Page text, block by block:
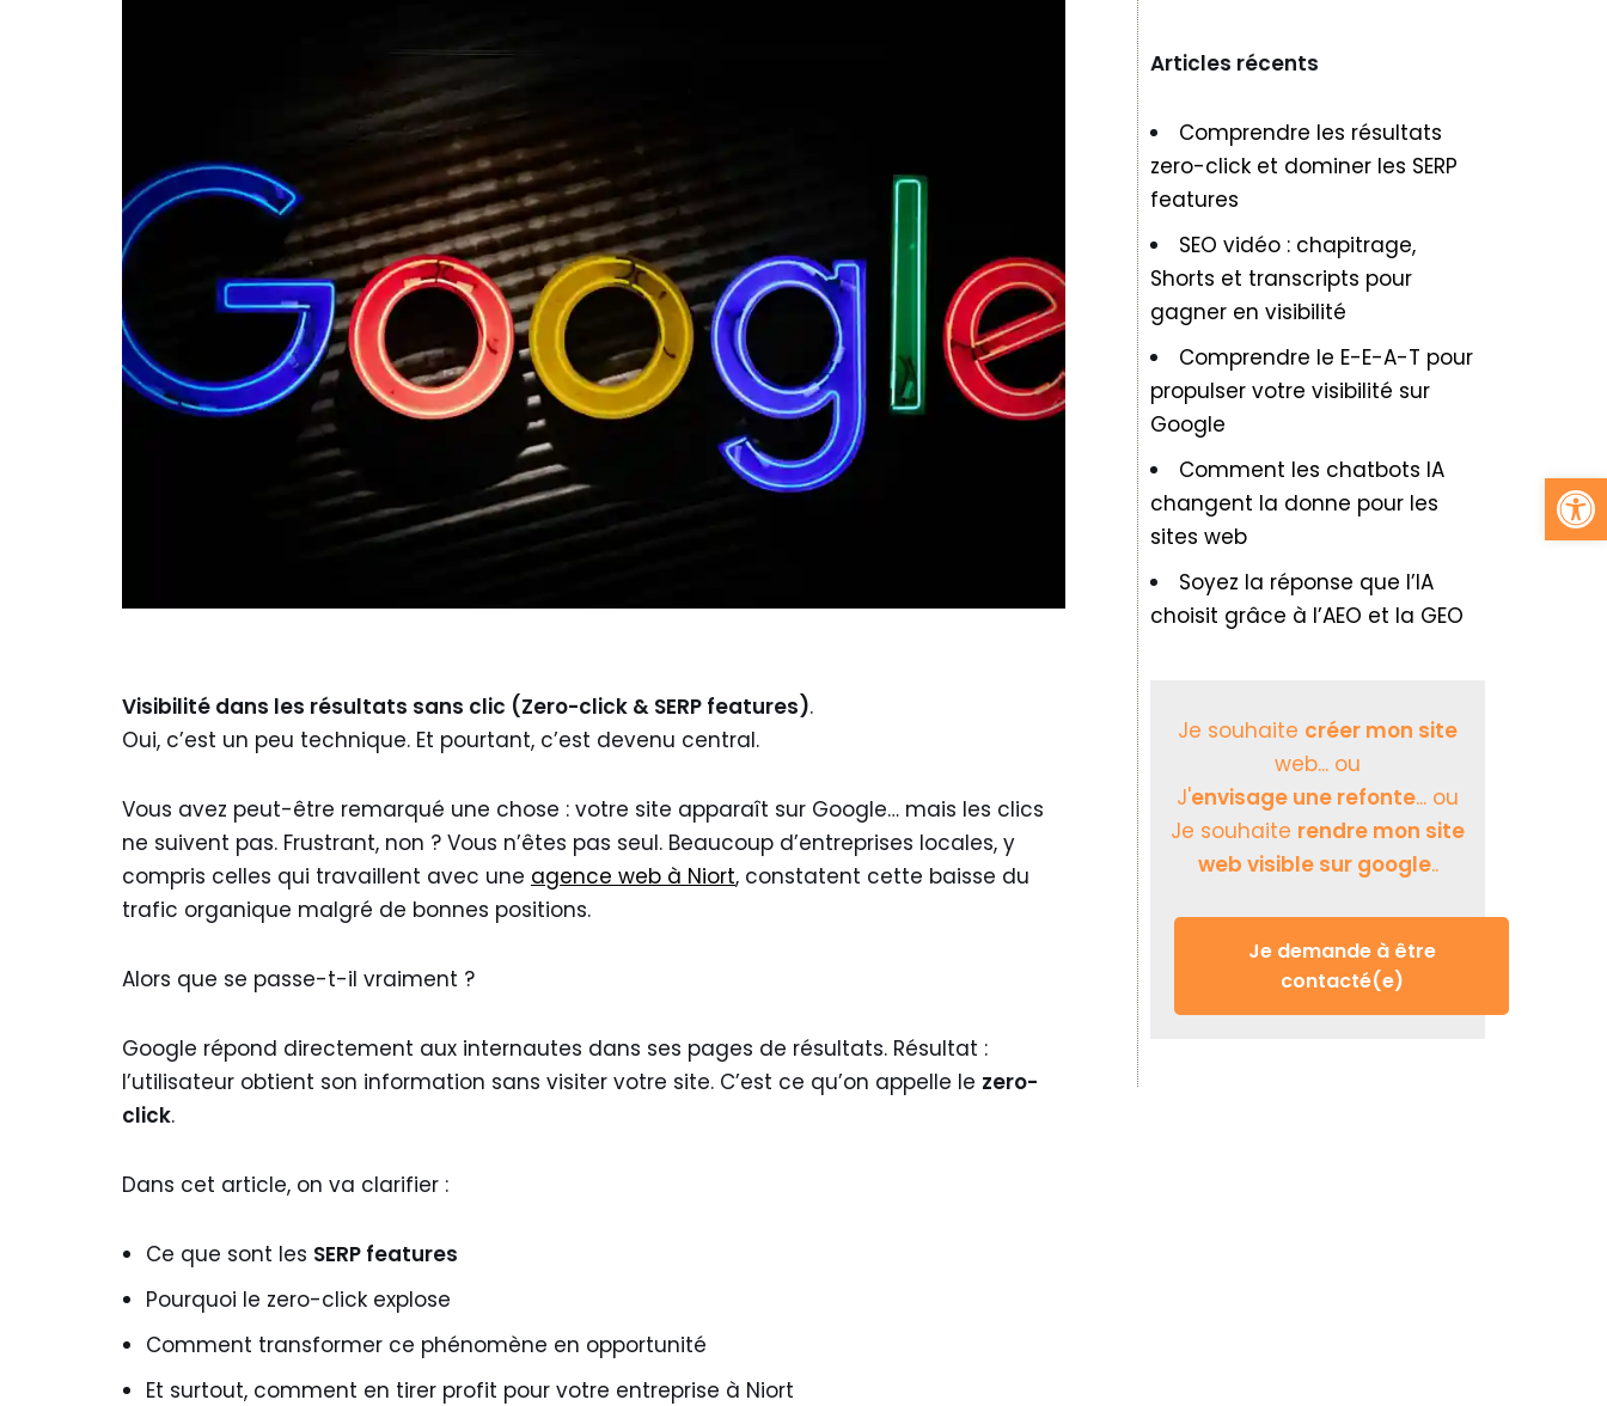
Visibilité dans les résultats sans clic (Zero-click & SERP features).
Oui, c’est un peu technique. Et pourtant, c’est devenu central.
Vous avez peut-être remarqué une chose : votre site apparaît sur Google… mais les clics
ne suivent pas. Frustrant, non ? Vous n’êtes pas seul. Beaucoup d’entreprises locales, y
compris celles qui travaillent avec une agence web à Niort, constatent cette baisse du
trafic organique malgré de bonnes positions.
Alors que se passe-t-il vraiment ?
Google répond directement aux internautes dans ses pages de résultats. Résultat :
l’utilisateur obtient son information sans visiter votre site. C’est ce qu’on appelle le zero-
click.
Dans cet article, on va clarifier :
Ce que sont les SERP features
Pourquoi le zero-click explose
Comment transformer ce phénomène en opportunité
Et surtout, comment en tirer profit pour votre entreprise à Niort
Articles récents
Comprendre les résultats
zero-click et dominer les SERP
features
SEO vidéo : chapitrage,
Shorts et transcripts pour
gagner en visibilité
Comprendre le E-E-A-T pour
propulser votre visibilité sur
Google
Comment les chatbots IA
changent la donne pour les
sites web
Soyez la réponse que l’IA
choisit grâce à l’AEO et la GEO
Je souhaite créer mon site
web... ou
J'envisage une refonte... ou
Je souhaite rendre mon site
web visible sur google..
Je demande à être
contacté(e)